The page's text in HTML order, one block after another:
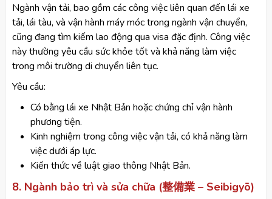
Ngành vận tải, bao gồm các công việc liên quan đến lái xe
tải, lái tàu, và vận hành máy móc trong ngành vận chuyển,
cũng đang tìm kiếm lao động qua visa đặc định. Công việc
này thường yêu cầu sức khỏe tốt và khả năng làm việc
trong môi trường di chuyển liên tục.
Yêu cầu:
Có bằng lái xe Nhật Bản hoặc chứng chỉ vận hành
phương tiện.
Kinh nghiệm trong công việc vận tải, có khả năng làm
việc dưới áp lực.
Kiến thức về luật giao thông Nhật Bản.
8. Ngành bảo trì và sửa chữa (整備業 – Seibigyō)